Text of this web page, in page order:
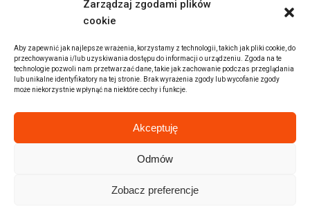
Zarządzaj zgodami plików
cookie
Aby zapewnić jak najlepsze wrażenia, korzystamy z technologii, takich jak pliki cookie, do
przechowywania i/lub uzyskiwania dostępu do informacji o urządzeniu. Zgoda na te
technologie pozwoli nam przetwarzać dane, takie jak zachowanie podczas przeglądania
lub unikalne identyfikatory na tej stronie. Brak wyrażenia zgody lub wycofanie zgody
może niekorzystnie wpłynąć na niektóre cechy i funkcje.
Akceptuję
Odmów
Zobacz preferencje
Auta z USA Rzeszów
Auta z USA Białystok
Auta z USA Kraków
Marki samochodów
Sprzedam BMW
Wszystkie marki samochodów